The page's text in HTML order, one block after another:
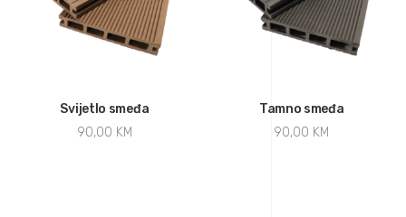
Svijetlo smeđa
90,00 KM
Tamno smeđa
90,00 KM